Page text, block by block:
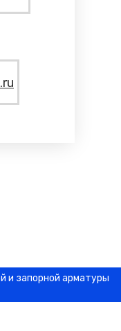
и запорной арматуры